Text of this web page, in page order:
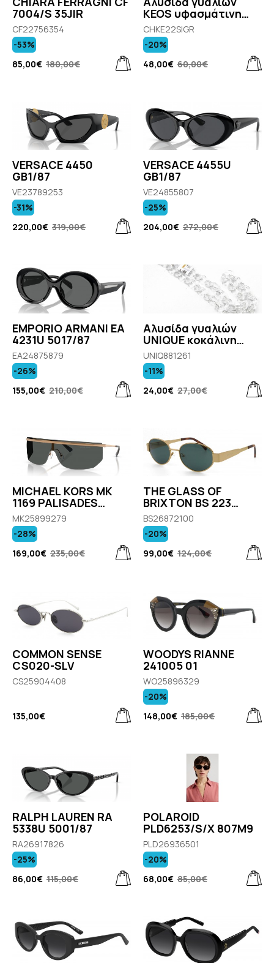
7004/S 35JIR
CF22756354
85,00€ 180,00€
-53%
KEOS υφασμάτινη
γκρι
CHKE22SILKGREY
CHKE22SIGR
48,00€ 60,00€
-20%
VERSACE 4450
GB1/87
VE23789253
220,00€ 319,00€
-31%
VERSACE 4455U
GB1/87
VE24855807
204,00€ 272,00€
-25%
EMPORIO ARMANI EA
4231U 5017/87
EA24875879
155,00€ 210,00€
-26%
Αλυσίδα γυαλιών
UNIQUE κοκάλινη
διάφανη & ασημί
UNIQ881261
24,00€ 27,00€
-11%
MICHAEL KORS MK
1169 PALISADES
189987
MK25899279
169,00€ 235,00€
-28%
THE GLASS OF
BRIXTON BS 223
COL12
BS26872100
99,00€ 124,00€
-20%
COMMON SENSE
CS020-SLV
CS25904408
135,00€
WOODYS RIANNE
241005 01
WO25896329
148,00€ 185,00€
-20%
RALPH LAUREN RA
5338U 5001/87
RA26917826
86,00€ 115,00€
-25%
POLAROID
PLD6253/S/X 807M9
PLD26936501
68,00€ 85,00€
-20%